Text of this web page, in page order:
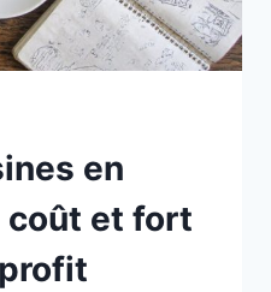
en
coût et fort